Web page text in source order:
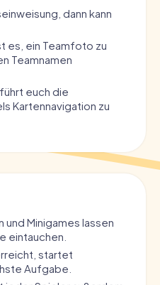
dann kann
es, ein Teamfoto zu
Teamnamen
euch die
Kartennavigation zu
Minigames lassen
eintauchen.
startet
Aufgabe.